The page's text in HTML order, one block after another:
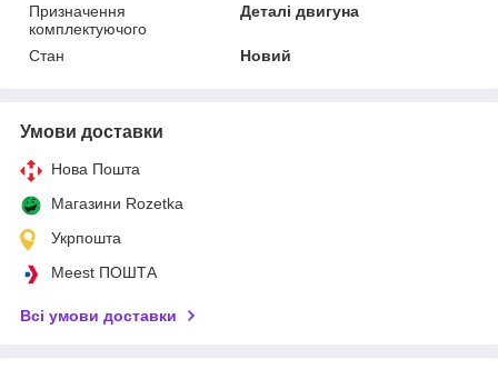
Призначення
комплектуючого
Деталі двигуна
Стан Новий
Умови доставки
Нова Пошта
Магазини Rozetka
Укрпошта
Meest ПОШТА
Всі умови доставки